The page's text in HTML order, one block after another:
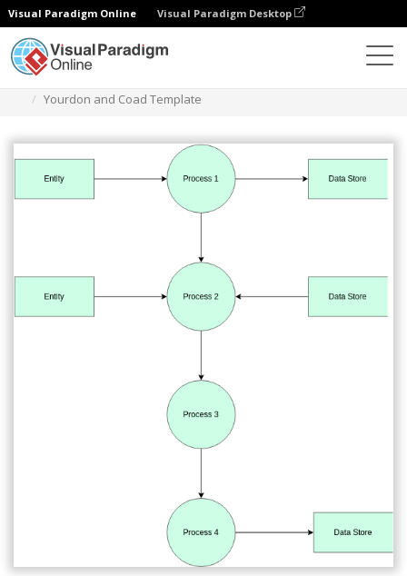
Visual Paradigm Online Visual Paradigm Desktop
Yourdon and Coad Template